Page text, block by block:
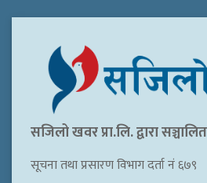
सजिलो खवर प्रा.लि. द्वारा सञ्चालित
सूचना तथा प्रसारण विभाग दर्ता नं ६७९